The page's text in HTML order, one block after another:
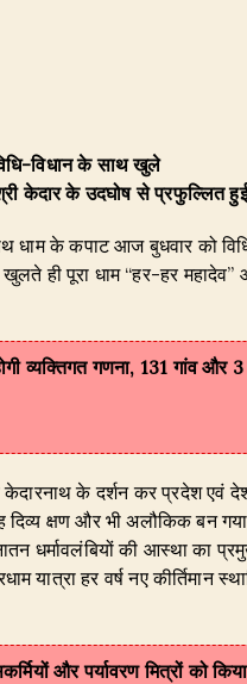
विधान के साथ खुले
केदार के उदघोष से प्रफुल्लित हुई
धाम के कपाट आज बुधवार को
ही पूरा धाम “हर-हर
व्यक्तिगत गणना, 131 गांव और
केदारनाथ के दर्शन कर प्रदेश एवं
क्षण और भी अलौकिक बन
धर्मावलंबियों की आस्था का
यात्रा हर वर्ष नए कीर्तिमान
और पर्यावरण मित्रों को